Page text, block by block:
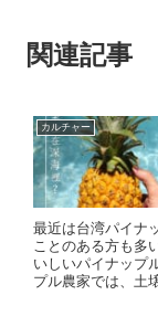
関連記事
カルチャー
最近は台湾パイナ
ことのある方も多
いしいパイナップ
プル農家では、土